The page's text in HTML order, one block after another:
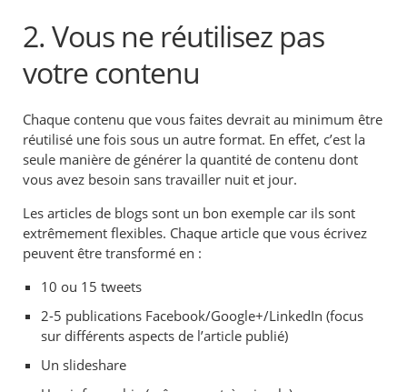
2. Vous ne réutilisez pas
votre contenu
Chaque contenu que vous faites devrait au minimum être
réutilisé une fois sous un autre format. En effet, c’est la
seule manière de générer la quantité de contenu dont
vous avez besoin sans travailler nuit et jour.
Les articles de blogs sont un bon exemple car ils sont
extrêmement flexibles. Chaque article que vous écrivez
peuvent être transformé en :
10 ou 15 tweets
2-5 publications Facebook/Google+/LinkedIn (focus
sur différents aspects de l’article publié)
Un slideshare